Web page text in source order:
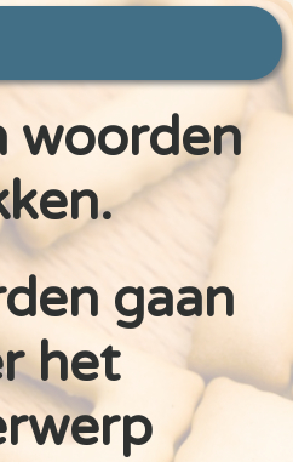
woorden
gaan
het